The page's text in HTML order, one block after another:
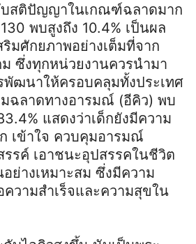
บสติปัญญาในเกณฑ์ฉลาดมาก
พบสูงถึง 10.4% เป็นผล
ริมศักยภาพอย่างเต็มที่จาก
ซึ่งทุกหน่วยงานควรนำมา
ฒนาให้ครอบคลุมทั้งประเทศ
ฉลาดทางอารมณ์ (อีคิว) พบ
แสดงว่าเด็กยังมีความ
เข้าใจ ควบคุมอารมณ์
รรค์ เอาชนะอุปสรรคในชีวิต
ย่างเหมาะสม ซึ่งมีความ
วามสำเร็จและความสุขใน